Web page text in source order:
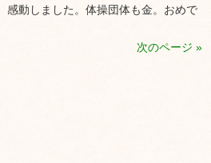
感動しました。体操団体も金。おめで
次のページ »